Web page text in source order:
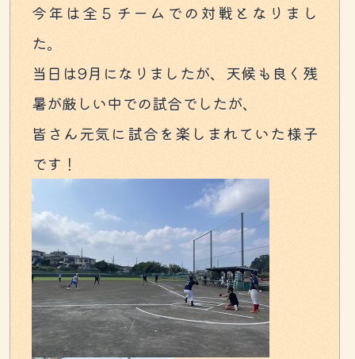
今年は全５チームでの対戦となりまし
た。
当日は9月になりましたが、天候も良く残
暑が厳しい中での試合でしたが、
皆さん元気に試合を楽しまれていた様子
です！